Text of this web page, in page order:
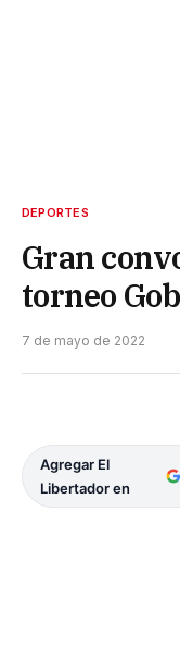
DEPORTES
Gran
torneo
7 de mayo de 2022
Agregar El
Libertador en